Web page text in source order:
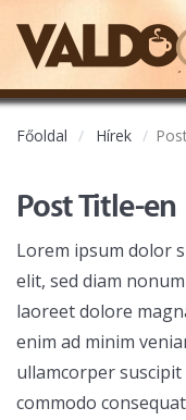
Főoldal Hírek
Post Title-en
Lorem ipsum dolor
elit, sed diam
laoreet dolore
enim ad minim
ullamcorper
commodo